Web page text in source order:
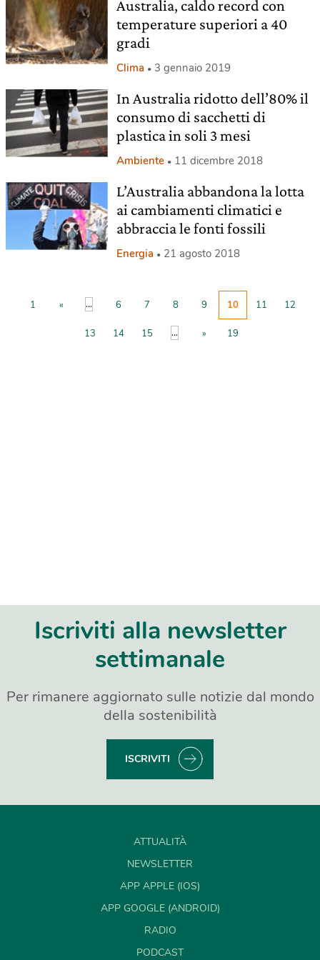
Australia, caldo record con
temperature superiori a 40
gradi
Clima 3 gennaio 2019
In Australia ridotto dell’80% il
consumo di sacchetti di
plastica in soli 3 mesi
Ambiente 11 dicembre 2018
L’Australia abbandona la lotta
ai cambiamenti climatici e
abbraccia le fonti fossili
Energia 21 agosto 2018
1 « ... 6 7 8 9 10 11 12
13 14 15 ... » 19
Iscriviti alla newsletter
settimanale
Per rimanere aggiornato sulle notizie dal mondo
della sostenibilità
ISCRIVITI
ATTUALITÀ
NEWSLETTER
APP APPLE (IOS)
APP GOOGLE (ANDROID)
RADIO
PODCAST